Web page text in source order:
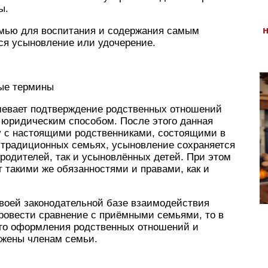
для воспитания и содержания самым
усыновление или удочерение.
термины
подтверждение родственных отношений
способом. После этого данная
с настоящими родственниками, состоящими в
семьях, усыновление сохраняется
так и усыновлённых детей. При этом
же обязанностями и правами, как и
законодательной базе взаимодействия
сравнение с приёмными семьями, то в
оформления родственных отношений и
членам семьи.